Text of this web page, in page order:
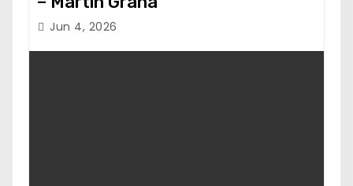
Jun 4, 2026